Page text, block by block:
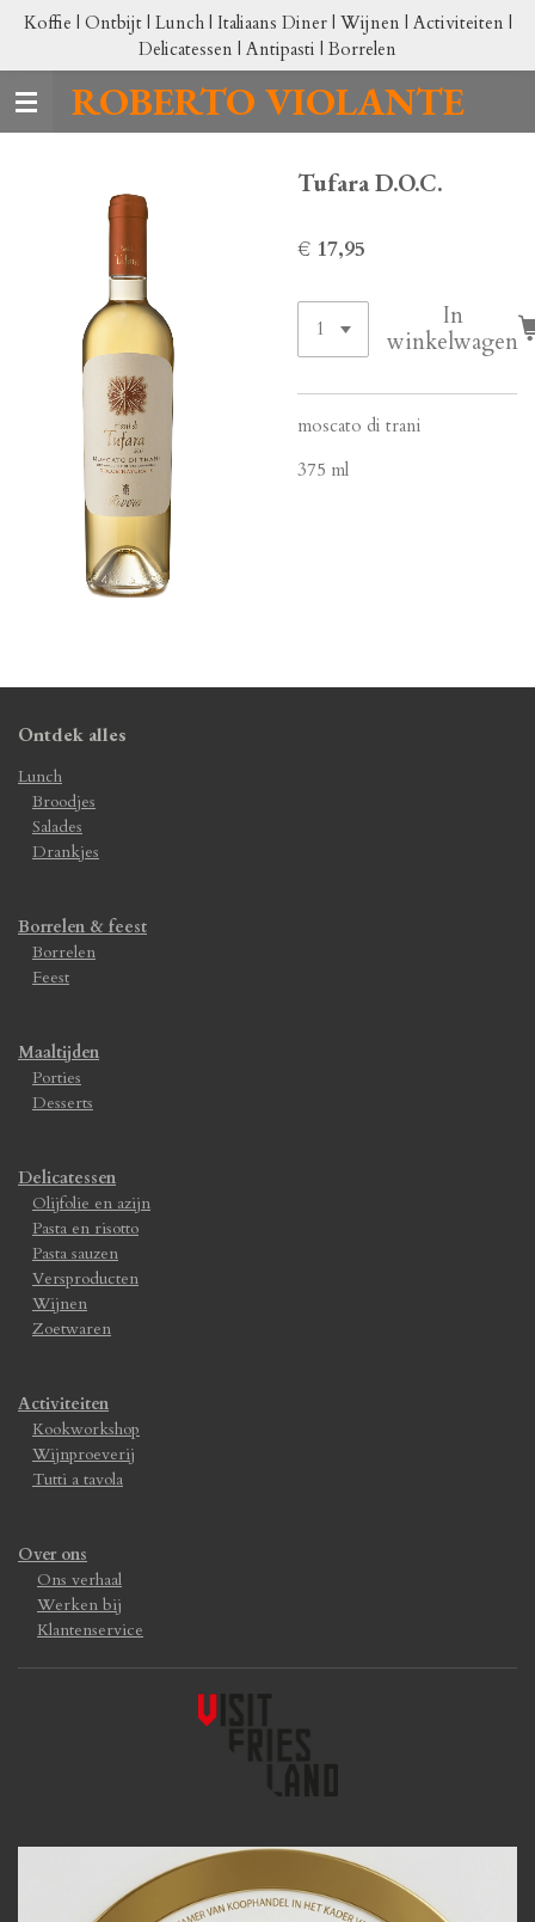
Ga
naar
de
hoofdinhoud
ROBERTO VIOLANTE
Koffie | Ontbijt | Lunch | Italiaans Diner | Wijnen | Activiteiten |
Delicatessen | Antipasti | Borrelen
Tufara D.O.C.
€ 17,95
In
winkelwagen
moscato di trani
375 ml
Ontdek alles
Lunch
Broodjes
Salades
Drankjes
Borrelen & feest
Borrelen
Feest
Maaltijden
Porties
Desserts
Delicatessen
Olijfolie en azijn
Pasta en risotto
Pasta sauzen
Versproducten
Wijnen
Zoetwaren
Activiteiten
Kookworkshop
Wijnproeverij
Tutti a tavola
Over ons
Ons verhaal
Werken bij
Klantenservice